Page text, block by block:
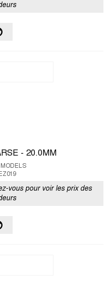
- 20.0MM
vous pour voir les prix des